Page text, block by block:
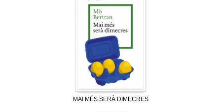
MAI MÉS SERÀ DIMECRES